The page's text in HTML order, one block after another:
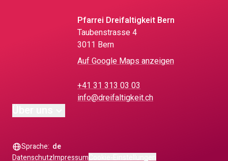
Pfarrei Dreifaltigkeit Bern
Taubenstrasse 4
3011 Bern
Auf Google Maps anzeigen
+41 31 313 03 03
info@dreifaltigkeit.ch
DatenschutzImpressum
Sprache: de